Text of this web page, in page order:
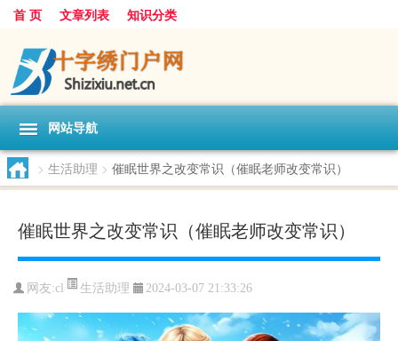
首 页 文章列表 知识分类
网站导航
> 生活助理 > 催眠世界之改变常识（催眠老师改变常识）
催眠世界之改变常识（催眠老师改变常识）
网友:cl 生活助理 2024-03-07 21:33:26